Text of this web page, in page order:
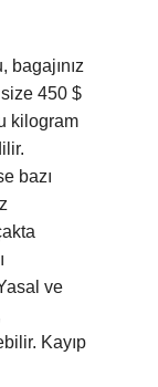
bagajınız
size 450 $
kilogram
bazı
ve
Kayıp